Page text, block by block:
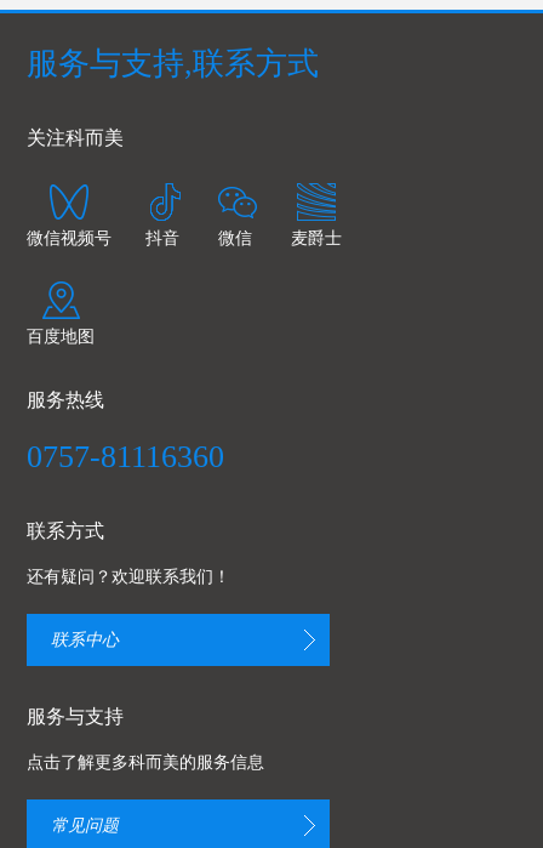
服务与支持,联系方式
关注科而美
微信视频号 抖音 微信 麦爵士
百度地图
服务热线
0757-81116360
联系方式
还有疑问？欢迎联系我们！
联系中心
服务与支持
点击了解更多科而美的服务信息
常见问题